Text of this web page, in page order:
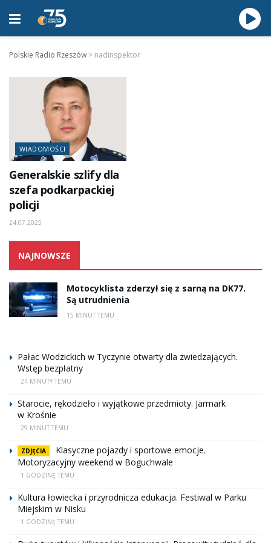
Polskie Radio Rzeszów > nadinspektor
WIADOMOŚCI
Generalskie szlify dla
szefa podkarpackiej
policji
24.07.2025
NAJNOWSZE
Motocyklista zderzył się z sarną na DK77.
Są utrudnienia
15 MINUT TEMU
Pałac Wodzickich w Tyczynie otwarty dla zwiedzających.
Wstęp bezpłatny
24 MINUTY TEMU
Starocie, rękodzieło i wyjątkowe przedmioty. Jarmark
w Krośnie
29 MINUT TEMU
ZDJĘCIA
Klasyczne pojazdy i sportowe emocje.
Motoryzacyjny weekend w Boguchwale
1 GODZINĘ TEMU
Kultura łowiecka i przyrodnicza edukacja. Festiwal w Parku
Miejskim w Nisku
1 GODZINĘ TEMU